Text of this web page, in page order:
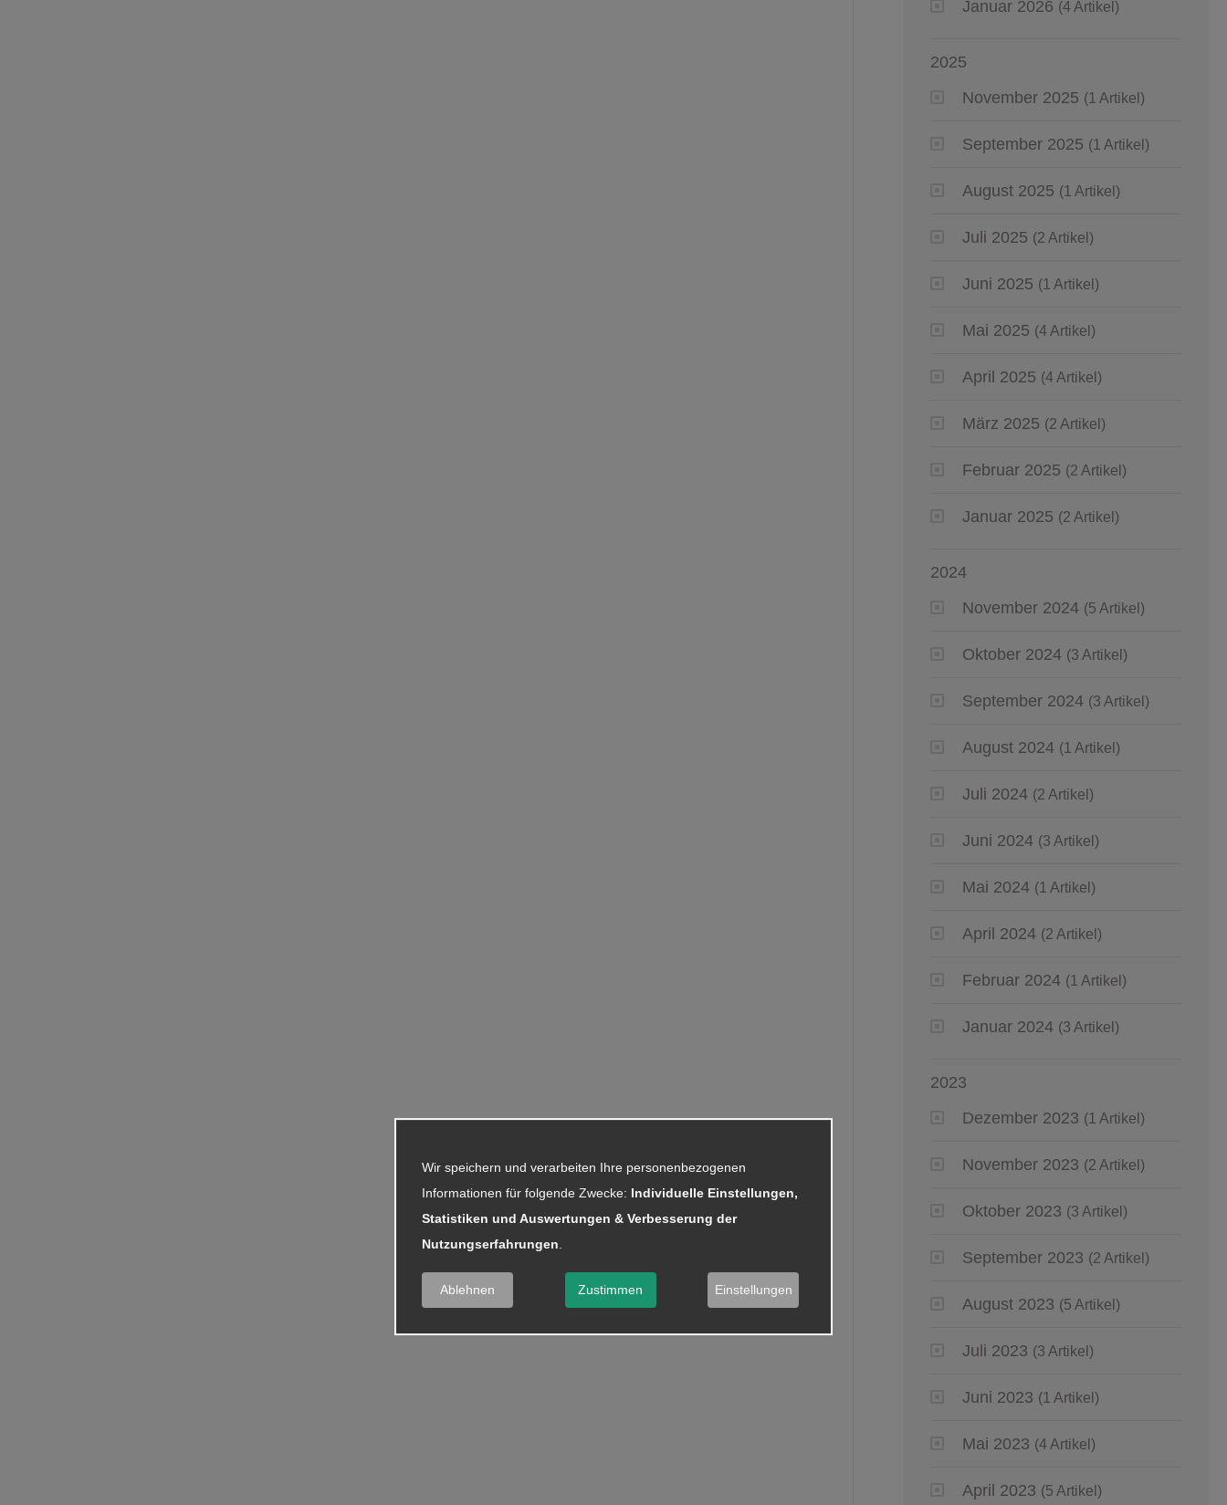
Januar 2026 (4 Artikel)
2025
November 2025 (1 Artikel)
September 2025 (1 Artikel)
August 2025 (1 Artikel)
Juli 2025 (2 Artikel)
Juni 2025 (1 Artikel)
Mai 2025 (4 Artikel)
April 2025 (4 Artikel)
März 2025 (2 Artikel)
Februar 2025 (2 Artikel)
Januar 2025 (2 Artikel)
2024
November 2024 (5 Artikel)
Oktober 2024 (3 Artikel)
September 2024 (3 Artikel)
August 2024 (1 Artikel)
Juli 2024 (2 Artikel)
Juni 2024 (3 Artikel)
Mai 2024 (1 Artikel)
April 2024 (2 Artikel)
Februar 2024 (1 Artikel)
Januar 2024 (3 Artikel)
2023
Dezember 2023 (1 Artikel)
November 2023 (2 Artikel)
Oktober 2023 (3 Artikel)
September 2023 (2 Artikel)
August 2023 (5 Artikel)
Juli 2023 (3 Artikel)
Juni 2023 (1 Artikel)
Mai 2023 (4 Artikel)
April 2023 (5 Artikel)
Wir speichern und verarbeiten Ihre personenbezogenen
Informationen für folgende Zwecke: Individuelle Einstellungen,
Statistiken und Auswertungen & Verbesserung der
Nutzungserfahrungen
Ablehnen Zustimmen Einstellungen